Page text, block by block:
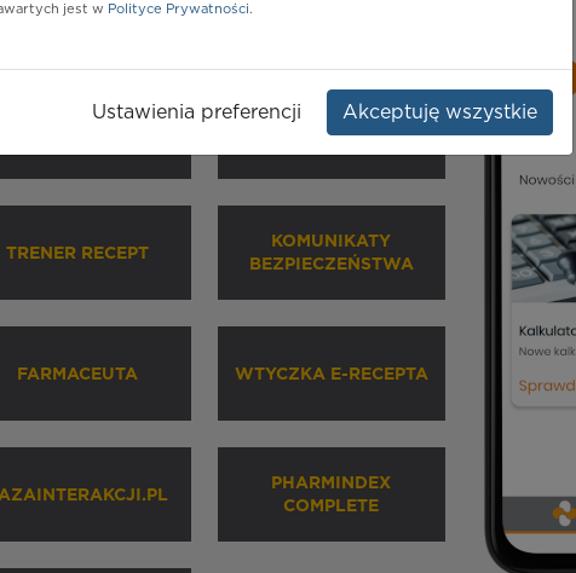
ochrony zdrowia
INHALATORY
TRENER RECEPT
KOMUNIKATY
BEZPIECZEŃSTWA
FARMACEUTA WTYCZKA E-RECEPTA
PHARMINDEX
COMPLETE
jest w Polityce Prywatności.
Ustawienia preferencji Akceptuję wszystkie